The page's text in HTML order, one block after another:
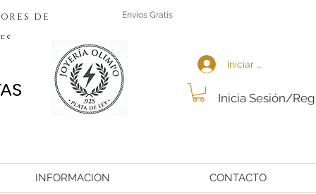
de
Envios Gratis
Inicia Sesión/
Iniciar sesión
INFORMACION CONTACTO